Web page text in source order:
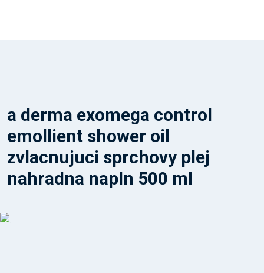
a derma exomega control
emollient shower oil
zvlacnujuci sprchovy plej
nahradna napln 500 ml